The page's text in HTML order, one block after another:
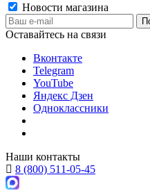
Новости магазина
Оставайтесь на связи
Вконтакте
Telegram
YouTube
Яндекс Дзен
Одноклассники
Наши контакты
8 (800) 511-05-45